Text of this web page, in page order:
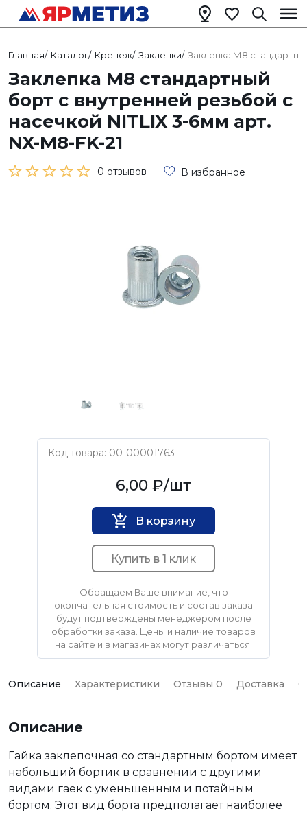
Главная/ Каталог/ Крепеж/ Заклепки/ Заклепка М8
Заклепка М8 стандартный
борт с внутренней резьбой с
насечкой NITLIX 3-6мм арт.
NX-M8-FK-21
0 отзывов В избранное
Код товара: 00-00001763
6,00 ₽/шт
В корзину
Купить в 1 клик
Обращаем Ваше внимание, что
окончательная стоимость и состав заказа
будут подтверждены менеджером после
обработки заказа. Цены и наличие товаров
на сайте и в магазинах могут различаться.
Описание Характеристики Отзывы 0 Доставка
Описание
Гайка заклепочная со стандартным бортом имеет
набольший бортик в сравнении с другими
видами гаек с уменьшенным и потайным
бортом. Этот вид борта предполагает наиболее